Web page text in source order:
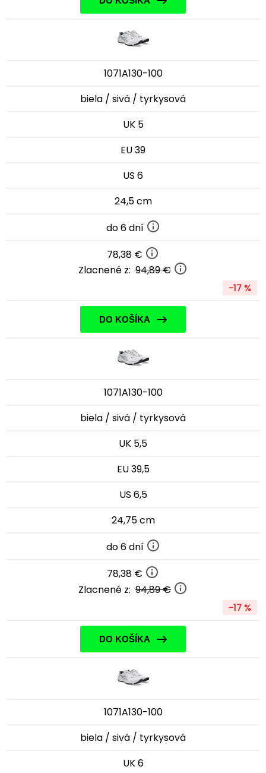
1071A130-100
biela / sivá / tyrkysová
UK 5
EU 39
US 6
24,5 cm
do 6 dní
78,38 €
Zlacnené z: 94,89 €
-17 %
DO KOŠÍKA
1071A130-100
biela / sivá / tyrkysová
UK 5,5
EU 39,5
US 6,5
24,75 cm
do 6 dní
78,38 €
Zlacnené z: 94,89 €
-17 %
DO KOŠÍKA
1071A130-100
biela / sivá / tyrkysová
UK 6